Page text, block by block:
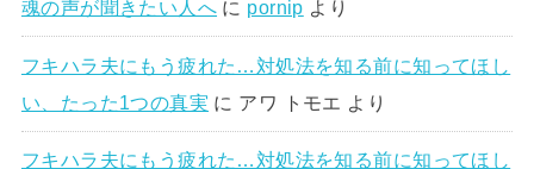
魂の声が聞きたい人へ に pornip より
フキハラ夫にもう疲れた…対処法を知る前に知ってほし
い、たった1つの真実 に アワ トモエ より
フキハラ夫にもう疲れた…対処法を知る前に知ってほし